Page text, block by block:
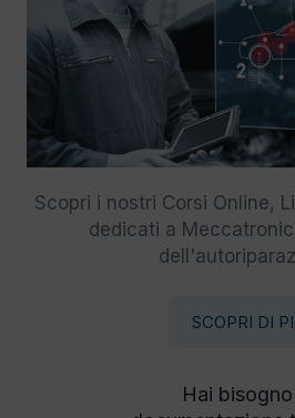
Scopri i nostri Corsi Online,
dedicati a
SCOPRI DI
Hai